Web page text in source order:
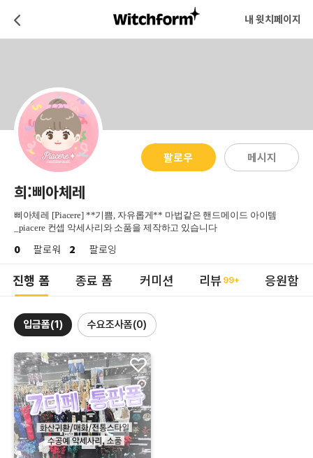
내 윗치페이지
팔로우 메시지
희:삐아체레
삐아체레 [Piacere] **기쁨, 자유롭게** 마법같은 핸드메이드 아이템
_piacere 컨셉 악세사리와 소품을 제작하고 있습니다
0 팔로워 2 팔로잉
진행 폼 종료 폼 커미션 리뷰 99+ 응원함
입금폼(1) 수요조사폼(0)